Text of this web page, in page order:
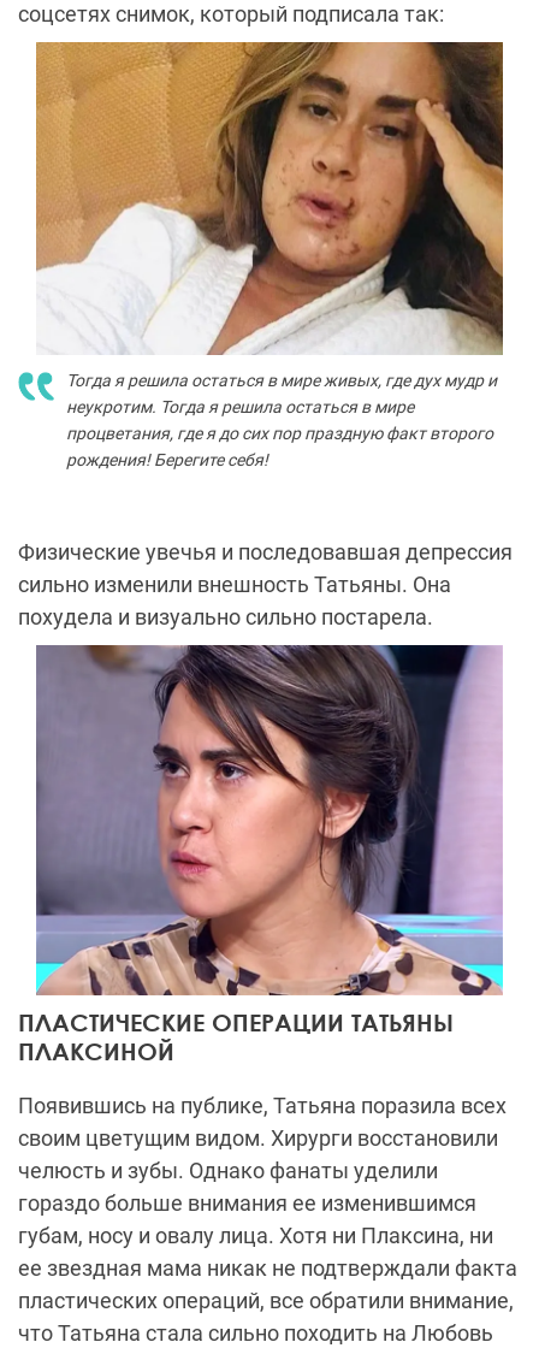
соцсетях снимок, который подписала так:
Тогда я решила остаться в мире живых, где дух мудр и
неукротим. Тогда я решила остаться в мире
процветания, где я до сих пор праздную факт второго
рождения! Берегите себя!
Физические увечья и последовавшая депрессия
сильно изменили внешность Татьяны. Она
похудела и визуально сильно постарела.
ПЛАСТИЧЕСКИЕ ОПЕРАЦИИ ТАТЬЯНЫ
ПЛАКСИНОЙ
Появившись на публике, Татьяна поразила всех
своим цветущим видом. Хирурги восстановили
челюсть и зубы. Однако фанаты уделили
гораздо больше внимания ее изменившимся
губам, носу и овалу лица. Хотя ни Плаксина, ни
ее звездная мама никак не подтверждали факта
пластических операций, все обратили внимание,
что Татьяна стала сильно походить на Любовь